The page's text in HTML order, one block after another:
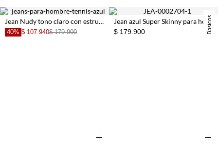
+
Jean Nudy tono claro con estructura ligera para hombre
40% $ 107.940$ 179.900 Basicos
+
Jean azul Super Skinny para hombre
$ 179.900